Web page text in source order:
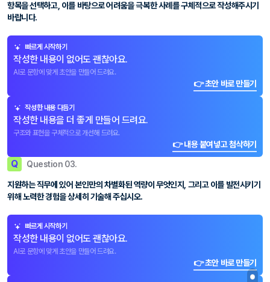
항목을 선택하고, 이를 바탕으로 어려움을 극복한 사례를 구체적으로 작성해주시기
바랍니다.
빠르게 시작하기
작성한 내용이 없어도 괜찮아요.
AI로 문항에 맞게 초안을 만들어 드려요.
👉 초안 바로 만들기
작성한 내용 다듬기
작성한 내용을 더 좋게 만들어 드려요.
구조와 표현을 구체적으로 개선해 드려요.
👉 내용 붙여넣고 첨삭하기
Q Question 03.
지원하는 직무에 있어 본인만의 차별화된 역량이 무엇인지, 그리고 이를 발전시키기
위해 노력한 경험을 상세히 기술해 주십시오.
빠르게 시작하기
작성한 내용이 없어도 괜찮아요.
AI로 문항에 맞게 초안을 만들어 드려요.
👉 초안 바로 만들기